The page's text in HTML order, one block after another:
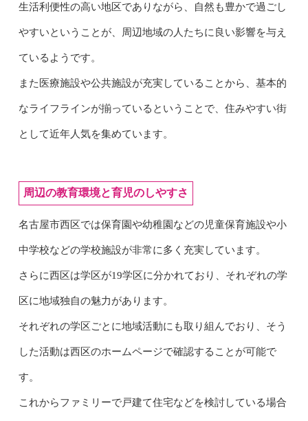
生活利便性の高い地区でありながら、自然も豊かで過ごし
やすいということが、周辺地域の人たちに良い影響を与え
ているようです。
また医療施設や公共施設が充実していることから、基本的
なライフラインが揃っているということで、住みやすい街
として近年人気を集めています。
周辺の教育環境と育児のしやすさ
名古屋市西区では保育園や幼稚園などの児童保育施設や小
中学校などの学校施設が非常に多く充実しています。
さらに西区は学区が19学区に分かれており、それぞれの学
区に地域独自の魅力があります。
それぞれの学区ごとに地域活動にも取り組んでおり、そう
した活動は西区のホームページで確認することが可能で
す。
これからファミリーで戸建て住宅などを検討している場合